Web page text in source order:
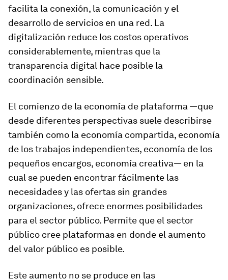
facilita la conexión, la comunicación y el
desarrollo de servicios en una red. La
digitalización reduce los costos operativos
considerablemente, mientras que la
transparencia digital hace posible la
coordinación sensible.
El comienzo de la economía de plataforma —que
desde diferentes perspectivas suele describirse
también como la economía compartida, economía
de los trabajos independientes, economía de los
pequeños encargos, economía creativa— en la
cual se pueden encontrar fácilmente las
necesidades y las ofertas sin grandes
organizaciones, ofrece enormes posibilidades
para el sector público. Permite que el sector
público cree plataformas en donde el aumento
del valor público es posible.
Este aumento no se produce en las